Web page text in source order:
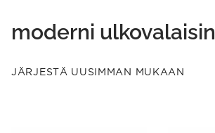
moderni ulkovalaisin